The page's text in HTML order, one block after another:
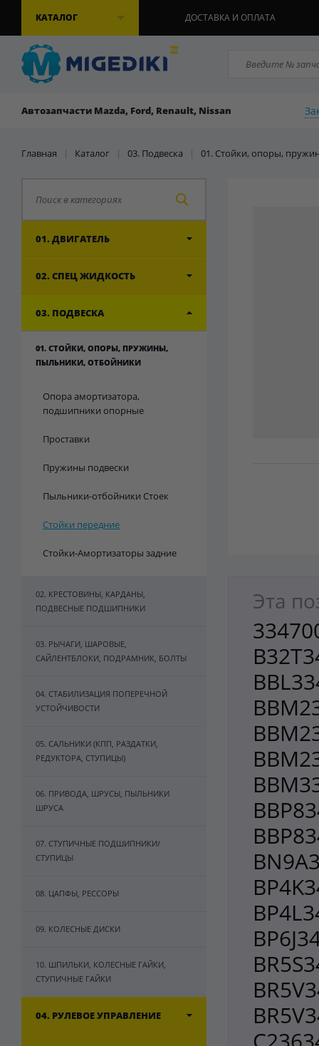
КАТАЛОГ ДОСТАВКА И ОПЛАТА
Автозапчасти Mazda, Ford, Renault, Nissan
Главная | Каталог | 03. Подвеска | 01. Стойки, опоры,
01. ДВИГАТЕЛЬ
02. СПЕЦ ЖИДКОСТЬ
03. ПОДВЕСКА
01. СТОЙКИ, ОПОРЫ, ПРУЖИНЫ,
ПЫЛЬНИКИ, ОТБОЙНИКИ
Опора амортизатора,
подшипники опорные
Проставки
Пружины подвески
Пыльники-отбойники Стоек
Стойки передние
Стойки-Амортизаторы задние
02. КРЕСТОВИНЫ, КАРДАНЫ,
ПОДВЕСНЫЕ ПОДШИПНИКИ
03. РЫЧАГИ, ШАРОВЫЕ,
САЙЛЕНТБЛОКИ, ПОДРАМНИК, БОЛТЫ
04. СТАБИЛИЗАЦИЯ ПОПЕРЕЧНОЙ
УСТОЙЧИВОСТИ
05. САЛЬНИКИ (КПП, РАЗДАТКИ,
РЕДУКТОРА, СТУПИЦЫ)
06. ПРИВОДА, ШРУСЫ, ПЫЛЬНИКИ
ШРУСА
07. СТУПИЧНЫЕ ПОДШИПНИКИ/
СТУПИЦЫ
08. ЦАПФЫ, РЕССОРЫ
09. КОЛЕСНЫЕ ДИСКИ
10. ШПИЛЬКИ, КОЛЕСНЫЕ ГАЙКИ,
СТУПИЧНЫЕ ГАЙКИ
04. РУЛЕВОЕ УПРАВЛЕНИЕ
Эта